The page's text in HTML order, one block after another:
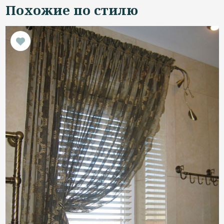
Похожие по стилю